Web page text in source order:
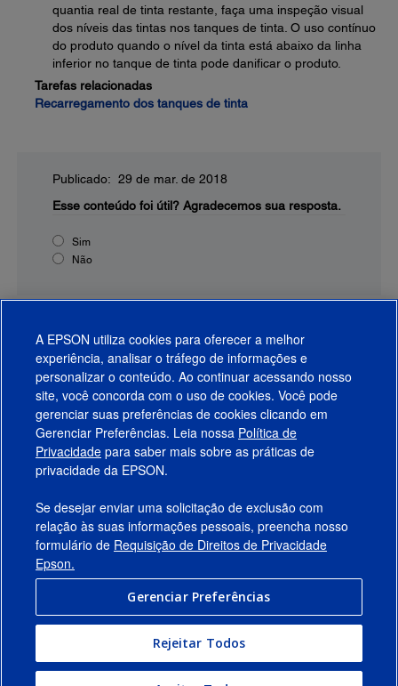
quantia real de tinta restante, faça uma inspeção visual
dos níveis das tintas nos tanques de tinta. O uso contínuo
do produto quando o nível da tinta está abaixo da linha
inferior no tanque de tinta pode danificar o produto.
Tarefas relacionadas
Recarregamento dos tanques de tinta
Publicado: 29 de mar. de 2018
Esse conteúdo foi útil? Agradecemos sua resposta.
Sim
Não
Produtos
Suporte
Links Sugeridos
Empresa
Conecte-se com a Epson
Termos de Uso
A EPSON utiliza cookies para oferecer a melhor
experiência, analisar o tráfego de informações e
personalizar o conteúdo. Ao continuar acessando nosso
site, você concorda com o uso de cookies. Você pode
gerenciar suas preferências de cookies clicando em
Gerenciar Preferências. Leia nossa Política de
Privacidade para saber mais sobre as práticas de
privacidade da EPSON.
Se desejar enviar uma solicitação de exclusão com
relação às suas informações pessoais, preencha nosso
formulário de Requisição de Direitos de Privacidade
Epson.
Gerenciar Preferências
Rejeitar Todos